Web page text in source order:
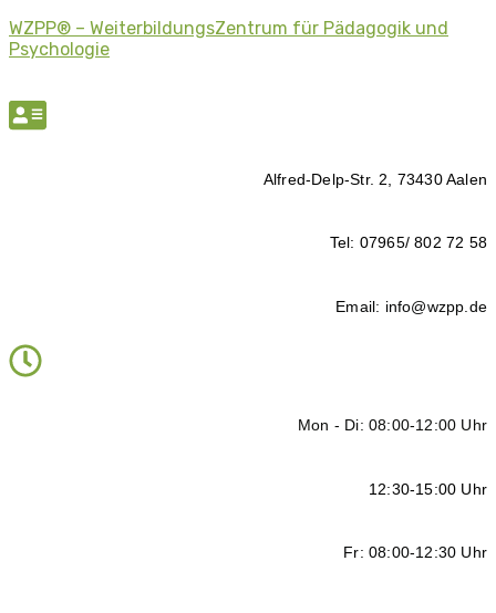
WZPP® – WeiterbildungsZentrum für Pädagogik und
Psychologie
Alfred-Delp-Str. 2, 73430 Aalen
Tel: 07965/ 802 72 58
Email: info@wzpp.de
Mon - Di: 08:00-12:00 Uhr
12:30-15:00 Uhr
Fr: 08:00-12:30 Uhr